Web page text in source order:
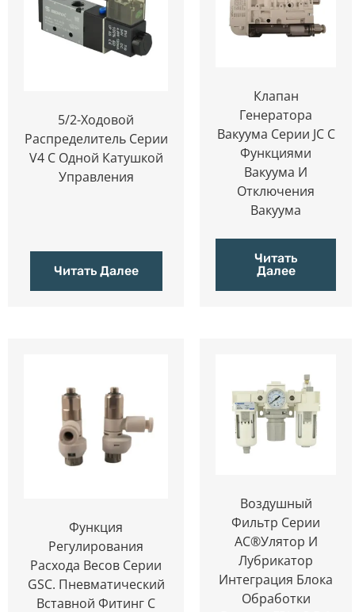
5/2-Ходовой
Распределитель Серии
V4 С Одной Катушкой
Управления
Читать Далее
Клапан
Генератора
Вакуума Серии JC С
Функциями
Вакуума И
Отключения
Вакуума
Читать
Далее
Функция
Регулирования
Расхода Весов Серии
GSC. Пневматический
Вставной Фитинг С
Воздушный
Фильтр Серии
AC®улятор И
Лубрикатор
Интеграция Блока
Обработки